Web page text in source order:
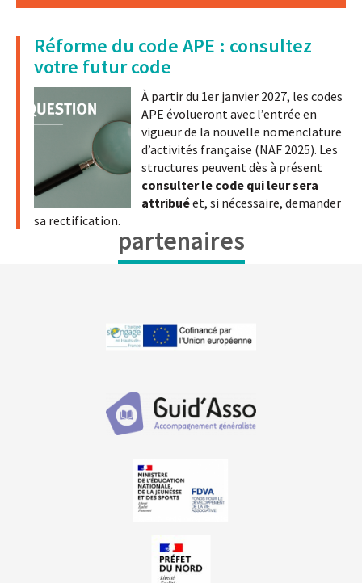
Réforme du code APE : consultez
votre futur code
À partir du 1er janvier 2027, les codes
APE évolueront avec l’entrée en
vigueur de la nouvelle nomenclature
d’activités française (NAF 2025). Les
structures peuvent dès à présent
consulter le code qui leur sera
attribuéet, si nécessaire, demander
sa rectification.
partenaires